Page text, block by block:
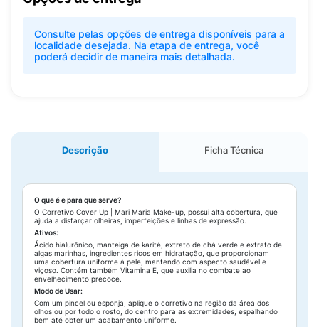
Consulte pelas opções de entrega disponíveis para a
localidade desejada. Na etapa de entrega, você
poderá decidir de maneira mais detalhada.
Descrição Ficha Técnica
O que é e para que serve?
O Corretivo Cover Up | Mari Maria Make-up, possui alta cobertura, que
ajuda a disfarçar olheiras, imperfeições e linhas de expressão.
Ativos:
Ácido hialurônico, manteiga de karité, extrato de chá verde e extrato de
algas marinhas, ingredientes ricos em hidratação, que proporcionam
uma cobertura uniforme à pele, mantendo com aspecto saudável e
viçoso. Contém também Vitamina E, que auxilia no combate ao
envelhecimento precoce.
Modo de Usar:
Com um pincel ou esponja, aplique o corretivo na região da área dos
olhos ou por todo o rosto, do centro para as extremidades, espalhando
bem até obter um acabamento uniforme.